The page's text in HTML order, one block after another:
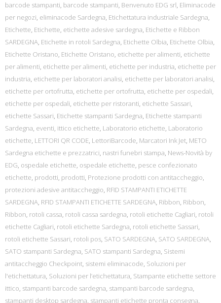
barcode stampanti, barcode stampanti, Benvenuto EDG srl, Eliminacode
per negozi, eliminacode Sardegna, Etichettatura industriale Sardegna,
Etichette, Etichette, etichette adesive sardegna, Etichette e Ribbon
SARDEGNA, Etichette in rotoli Sardegna, Etichette Olbia, Etichette Olbia,
Etichette Oristano, Etichette Oristano, etichette per alimenti, etichette
per alimenti, etichette per alimenti, etichette per industria, etichette per
industria, etichette per laboratori analisi, etichette per laboratori analisi,
etichette per ortofrutta, etichette per ortofrutta, etichette per ospedali,
etichette per ospedali, etichette per ristoranti, etichette Sassari,
etichette Sassari, Etichette stampanti Sardegna, Etichette stampanti
Sardegna, eventi, ittico etichette, Laboratorio etichette, Laboratorio
etichette, LETTORI QR CODE, LettoriBarcode, Marcatori Ink Jet, METO
Sardegna etichette e prezzatrici, nastri funebri stampa, News-Novità by
EDG, ospedale etichette, ospedale etichette, pesce confezionato
etichette, prodotti, prodotti, Protezione prodotti con antitaccheggio,
protezioni adesive antitaccheggio, RFID STAMPANTI ETICHETTE
SARDEGNA, RFID STAMPANTI ETICHETTE SARDEGNA, Ribbon, Ribbon,
Ribbon, rotoli cassa, rotoli cassa sardegna, rotoli etichette Cagliari, rotoli
etichette Cagliari, rotoli etichette Sardegna, rotoli etichette Sassari,
rotoli etichette Sassari, rotoli pos, SATO SARDEGNA, SATO SARDEGNA,
SATO stampanti Sardegna, SATO stampanti Sardegna, Sistemi
antitaccheggio Checkpoint, sistemi eliminacode, Soluzioni per
l'etichettatura, Soluzioni per l’etichettatura, Stampante etichette settore
ittico, stampanti barcode sardegna, stampanti barcode sardegna,
stampanti desktop sardegna, stampanti etichette pronta consegna,